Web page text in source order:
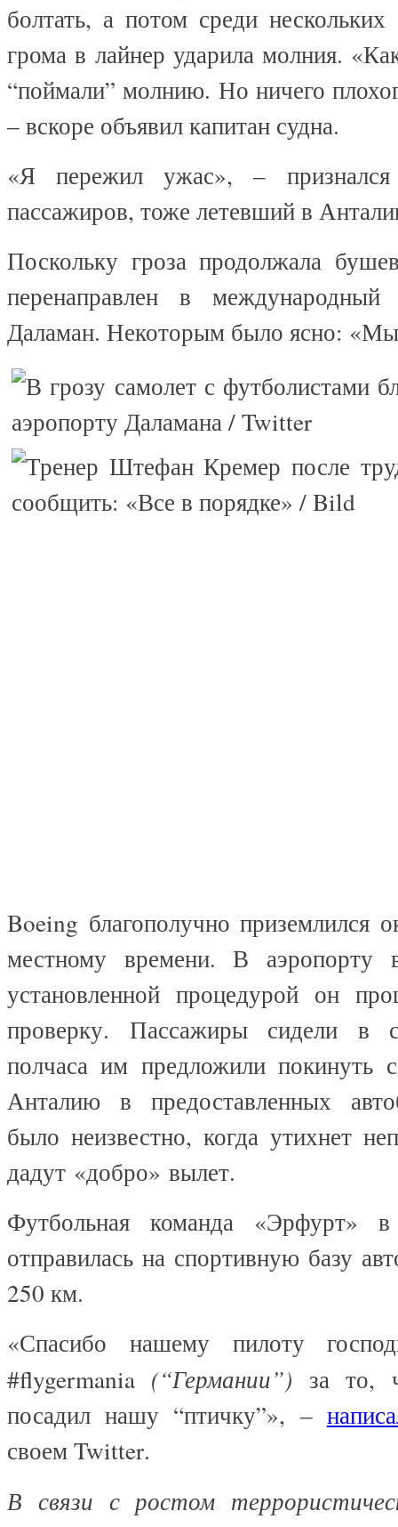
болтать, а потом среди нескольких
грома в лайнер ударила молния.
“поймали” молнию. Но ничего
– вскоре объявил капитан судна.
«Я пережил ужас», –
пассажиров, тоже летевший в
Поскольку гроза продолжала
перенаправлен в международный
Даламан. Некоторым было ясно: «Мы
Boeing благополучно приземлился
местному времени. В аэропорту
установленной процедурой он
проверку. Пассажиры сидели в
полчаса им предложили покинуть
Анталию в предоставленных
было неизвестно, когда утихнет
дадут «добро» вылет.
Футбольная команда «Эрфурт»
отправилась на спортивную базу
250 км.
«Спасибо нашему пилоту
#flygermania (“Германии”) за то,
посадил нашу “птичку”», –
своемTwitter.
В связи с ростом